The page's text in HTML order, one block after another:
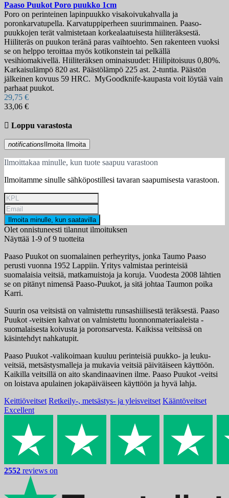
Paaso Puukot Poro puukko 1cm
Poro on perinteinen lapinpuukko visakoivukahvalla ja
poronkarvatupella. Karvatuppiperheen suurimmainen. Paaso-
puukkojen terät valmistetaan korkealaatuisesta hiiliteräksestä.
Hiiliteräs on puukon teränä paras vaihtoehto. Sen rakenteen vuoksi
se on helppo teroittaa myös kotikonstein tai pelkällä
vesihiomakivellä. Hiiliteräksen ominaisuudet: Hiilipitoisuus 0,80%.
Karkaisulämpö 820 ast. Päästölämpö 225 ast. 2-tuntia. Päästön
jälkeinen kovuus 59 HRC. MyGoodknife-kaupasta voit löytää vain
parhaat puukot.
29,75 €
33,06 €
 Loppu varastosta
notifications Ilmoita Ilmoita
Ilmoittakaa minulle, kun tuote saapuu varastoon
Ilmoitamme sinulle sähköpostillesi tavaran saapumisesta varastoon.
Ilmoita minulle, kun saatavilla
Olet onnistuneesti tilannut ilmoituksen
Näyttää 1-9 of 9 tuotteita
Paaso Puukot on suomalainen perheyritys, jonka Taumo Paaso
perusti vuonna 1952 Lappiin. Yritys valmistaa perinteisiä
suomalaisia ​​veitsiä, matkamuistoja ja koruja. Vuodesta 2008 lähtien
se on pitänyt nimensä Paaso-Puukot, ja sitä johtaa Taumon poika
Karri.
Suurin osa veitsistä on valmistettu runsashiilisestä teräksestä. Paaso
Puukot -veitsien kahvat on valmistettu luonnonmateriaaleista -
suomalaisesta koivusta ja poronsarvesta. Kaikissa veitsissä on
käsintehdyt nahkatupit.
Paaso Puukot -valikoimaan kuuluu perinteisiä puukko- ja leuku-
veitsiä, metsästysmalleja ja mukavia veitsiä päivitäiseen käyttöön.
Kaikilla veitsillä on aito skandinaavinen ilme. Paaso Puukot -veitsi
on loistava apulainen jokapäiväiseen käyttöön ja hyvä lahja.
Keittiöveitset Retkeily-, metsästys- ja yleisveitset Kääntöveitset
Excellent
2552 reviews on